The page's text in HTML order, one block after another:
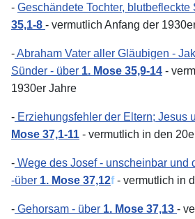
- Geschändete Tochter, blutbefleckte
35,1-8 - vermutlich Anfang der
-Abraham Vater aller Gläubigen -
Sünder - über 1. Mose 35,9-14 -
1930er Jahre
- Erziehungsfehler der Eltern; Jesus
Mose 37,1-11 - vermutlich in den
- Wege des Josef - unscheinbar und
-über 1. Mose 37,12f- vermutlich in
- Gehorsam - über 1. Mose 37,13 -